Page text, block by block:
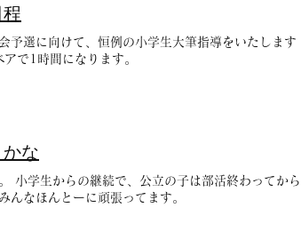
予選に向けて、恒例の小学生大筆指導をいたし
で1時間になります。
な
小学生からの継続で、公立の子は部活終わってか
んなほんとーに頑張ってます。